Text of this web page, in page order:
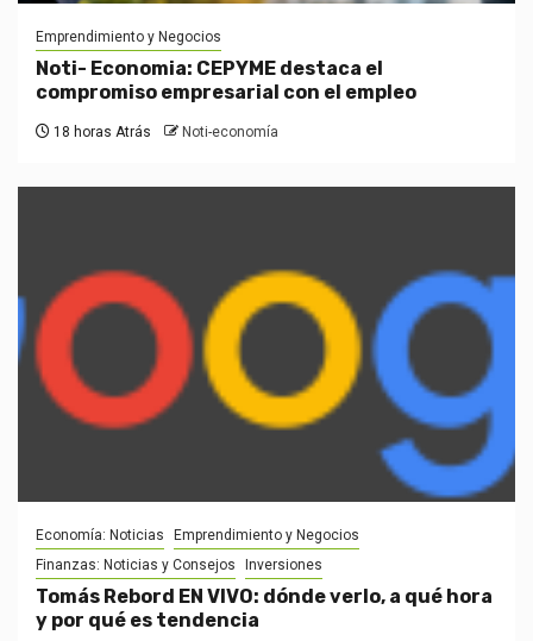
Emprendimiento y Negocios
Noti- Economia: CEPYME destaca el
compromiso empresarial con el empleo
18 horas Atrás Noti-economía
Economía: Noticias
Emprendimiento y Negocios
Finanzas: Noticias y Consejos
Inversiones
Tomás Rebord EN VIVO: dónde verlo, a qué hora
y por qué es tendencia